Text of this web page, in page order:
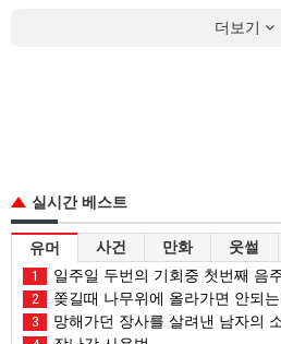
더보기
실시간 베스트
유머 사건 만화 웃썰
1 일주일 두번의 기회중 첫번째 음
2 쫒길때 나무위에 올라가면 안되
3 망해가던 장사를 살려낸 남자의 소